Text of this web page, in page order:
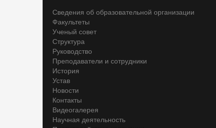
Сведения об образовательной организации
Факультеты
Ученый совет
Структура
Руководство
Преподаватели и сотрудники
История
Устав
Новости
Контакты
Видеогалерея
Научная деятельность